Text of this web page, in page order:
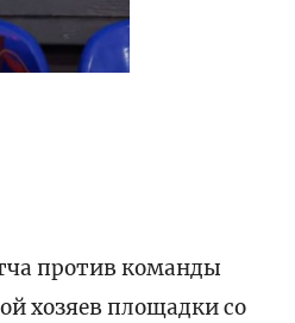
против команды
хозяев площадки со